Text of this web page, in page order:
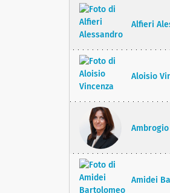
Alfieri
Aloisio
Ambrogio
Amidei